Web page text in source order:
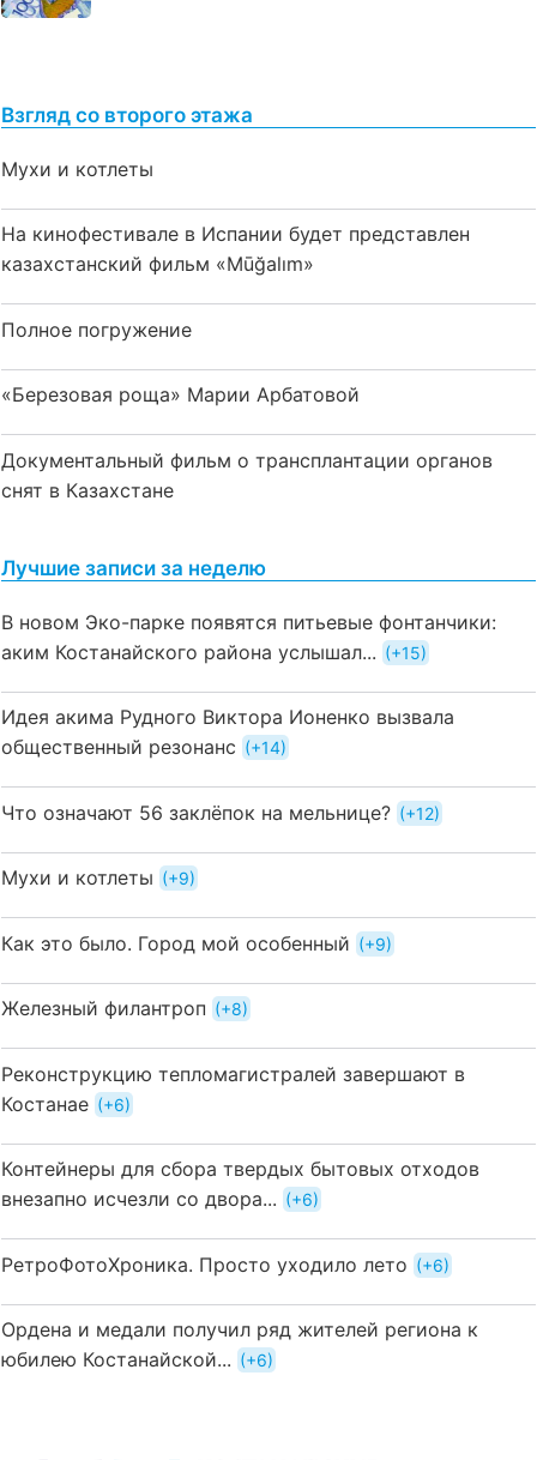
Взгляд со второго этажа
Мухи и котлеты
На кинофестивале в Испании будет представлен
казахстанский фильм «Mūğalım»
Полное погружение
«Березовая роща» Марии Арбатовой
Документальный фильм о трансплантации органов
снят в Казахстане
Лучшие записи за неделю
В новом Эко-парке появятся питьевые фонтанчики:
аким Костанайского района услышал...
+15
Идея акима Рудного Виктора Ионенко вызвала
общественный резонанс
+14
Что означают 56 заклёпок на мельнице? +12
Мухи и котлеты +9
Как это было. Город мой особенный +9
Железный филантроп +8
Реконструкцию тепломагистралей завершают в
Костанае
+6
Контейнеры для сбора твердых бытовых отходов
внезапно исчезли со двора...
+6
РетроФотоХроника. Просто уходило лето +6
Ордена и медали получил ряд жителей региона к
юбилею Костанайской...
+6